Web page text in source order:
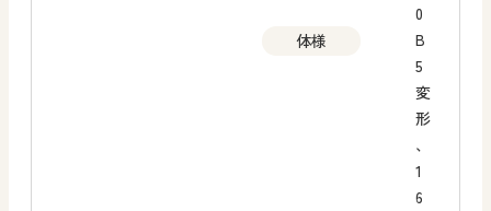
0
体様
B
5
変
形
、
1
6